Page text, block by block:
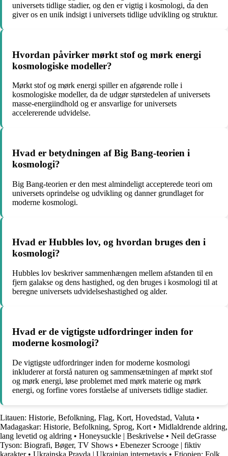
universets tidlige stadier, og den er vigtig i kosmologi, da den
giver os en unik indsigt i universets tidlige udvikling og struktur.
Hvordan påvirker mørkt stof og mørk energi
kosmologiske modeller?
Mørkt stof og mørk energi spiller en afgørende rolle i
kosmologiske modeller, da de udgør størstedelen af universets
masse-energiindhold og er ansvarlige for universets
accelererende udvidelse.
Hvad er betydningen af Big Bang-teorien i
kosmologi?
Big Bang-teorien er den mest almindeligt accepterede teori om
universets oprindelse og udvikling og danner grundlaget for
moderne kosmologi.
Hvad er Hubbles lov, og hvordan bruges den i
kosmologi?
Hubbles lov beskriver sammenhængen mellem afstanden til en
fjern galakse og dens hastighed, og den bruges i kosmologi til at
beregne universets udvidelseshastighed og alder.
Hvad er de vigtigste udfordringer inden for
moderne kosmologi?
De vigtigste udfordringer inden for moderne kosmologi
inkluderer at forstå naturen og sammensætningen af mørkt stof
og mørk energi, løse problemet med mørk materie og mørk
energi, og forfine vores forståelse af universets tidlige stadier.
Litauen: Historie, Befolkning, Flag, Kort, Hovedstad, Valuta •
Madagaskar: Historie, Befolkning, Sprog, Kort • Midlaldrende aldring,
lang levetid og aldring • Honeysuckle | Beskrivelse • Neil deGrasse
Tyson: Biografi, Bøger, TV Shows • Ebenezer Scrooge | fiktiv
karakter• Ukrainska Pravda | Ukrainian internetavis • Etiopien: Folk,